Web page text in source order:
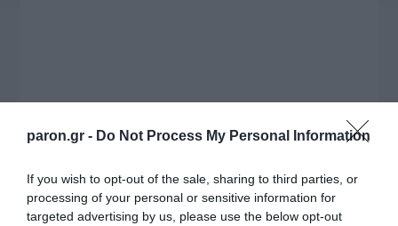
paron.gr - Do Not Process My Personal Information
If you wish to opt-out of the sale, sharing to third parties, or
processing of your personal or sensitive information for
targeted advertising by us, please use the below opt-out
Η ΣΤΗΛΗ ΜΑΣ